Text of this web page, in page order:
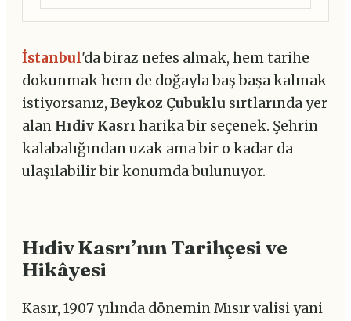
İstanbul'da biraz nefes almak, hem tarihe
dokunmak hem de doğayla baş başa kalmak
istiyorsanız, Beykoz Çubuklu sırtlarında yer
alan Hıdiv Kasrı harika bir seçenek. Şehrin
kalabalığından uzak ama bir o kadar da
ulaşılabilir bir konumda bulunuyor.
Hıdiv Kasrı’nın Tarihçesi ve
Hikâyesi
Kasır, 1907 yılında dönemin Mısır valisi yani